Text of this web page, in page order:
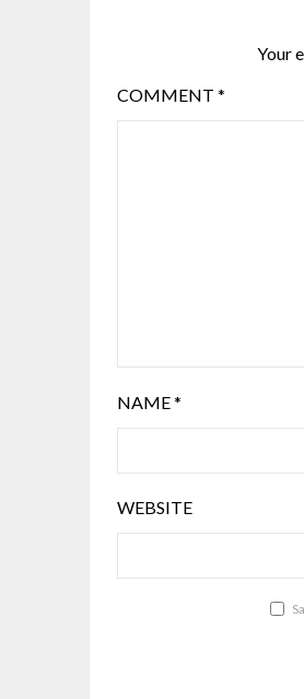
Your
COMMENT *
NAME*
WEBSITE